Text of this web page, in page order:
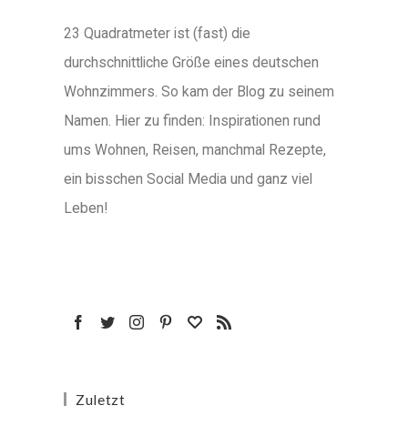
23 Quadratmeter ist (fast) die
durchschnittliche Größe eines deutschen
Wohnzimmers. So kam der Blog zu seinem
Namen. Hier zu finden: Inspirationen rund
ums Wohnen, Reisen, manchmal Rezepte,
ein bisschen Social Media und ganz viel
Leben!
Zuletzt